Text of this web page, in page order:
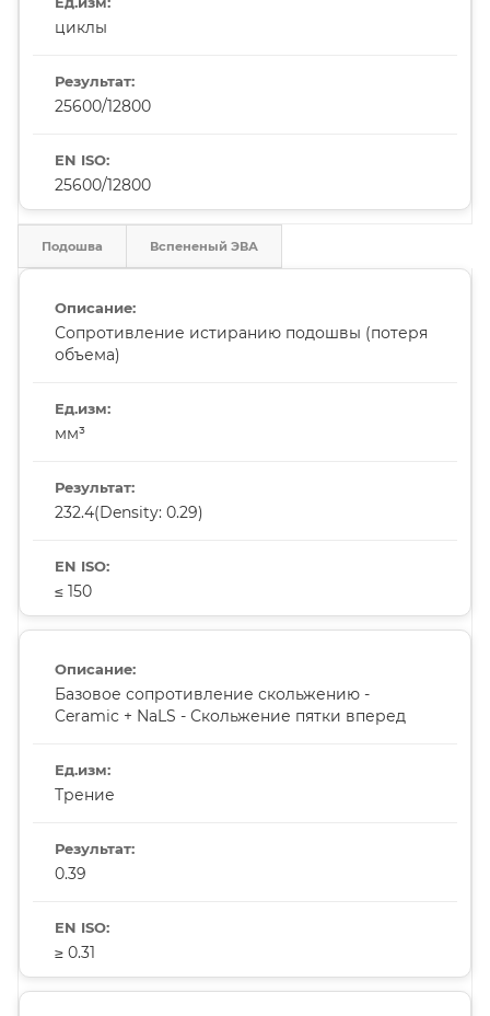
циклы
25600/12800
25600/12800
Подошва Вспененый ЭВА
Сопротивление истиранию подошвы (потеря
объема)
мм³
232.4(Density: 0.29)
≤ 150
Базовое сопротивление скольжению -
Ceramic + NaLS - Скольжение пятки вперед
Трение
0.39
≥ 0.31